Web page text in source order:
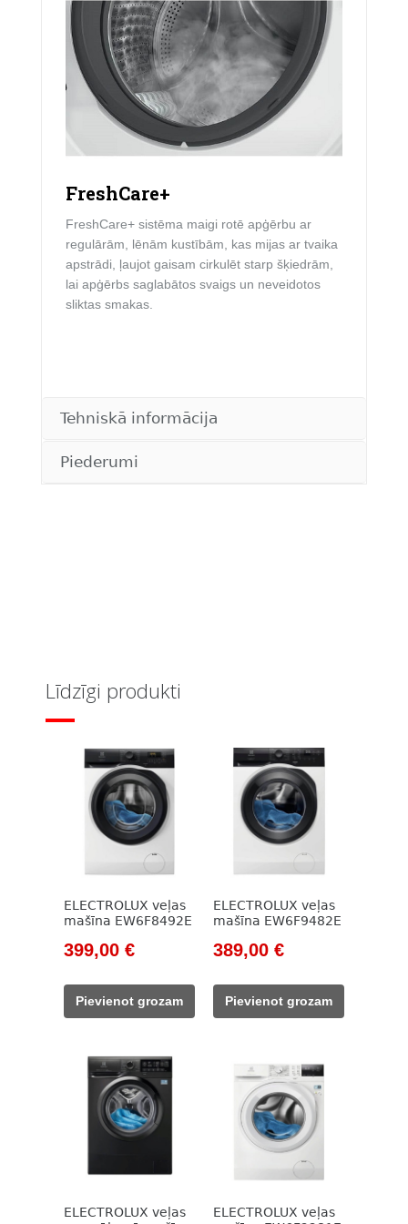
FreshCare+
FreshCare+ sistēma maigi rotē apģērbu ar
regulārām, lēnām kustībām, kas mijas ar tvaika
apstrādi, ļaujot gaisam cirkulēt starp šķiedrām,
lai apģērbs saglabātos svaigs un neveidotos
sliktas smakas.
Tehniskā informācija
Piederumi
Līdzīgi produkti
ELECTROLUX veļas
mašīna EW6F8492E
Original
was:
543,00 €.
399,00 €Current
399,00 €.
Pievienot grozam
ELECTROLUX veļas
mašīna EW6F9482E
Original
was:
524,00 €.
389,00 €Current
389,00 €.
Pievienot grozam
ELECTROLUX veļas
ELECTROLUX veļas